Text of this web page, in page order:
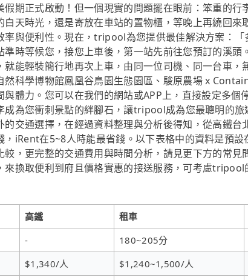
期正式啟動！但一個現實的問題擺在眼前：笨重的行
白天時光，還是寄放在車站的置物櫃，等晚上再繞回來
率與便利性。現在，tripool為您提供最佳解決方案：「
時等候您，接您上車後，第一站先前往您預訂的溪頭
能輕裝簡行地再次上車，由同一位司機、同一台車，
科學博物館鳳凰谷鳥園生態園區、駿原農場 x
體力。您可以在我們的網站或APP上，直接設定多個
成為您衝刺景點的絆腳石，讓tripool成為您最聰明的旅
交通選擇，在經過資料整理與分析後得知，從高鐵台
，iRent在5~8人時能最省錢。以下表格中的資料是預
較，更完整的交通費用與時間分析，請見更下方的常見
來換取便利到府且價格實惠的接送服務，可考慮tripool
高鐵 租車
- 180~205分
$1,340/人 $1,240~1,500/人